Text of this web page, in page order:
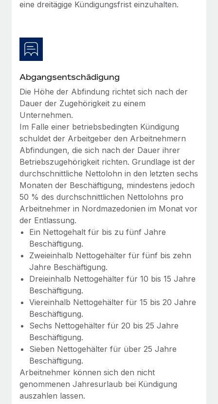
eine dreitägige Kündigungsfrist einzuhalten.
Abgangsentschädigung
Die Höhe der Abfindung richtet sich nach der
Dauer der Zugehörigkeit zu einem
Unternehmen.
Im Falle einer betriebsbedingten Kündigung
schuldet der Arbeitgeber den Arbeitnehmern
Abfindungen, die sich nach der Dauer ihrer
Betriebszugehörigkeit richten. Grundlage ist der
durchschnittliche Nettolohn in den letzten sechs
Monaten der Beschäftigung, mindestens jedoch
50 % des durchschnittlichen Nettolohns pro
Arbeitnehmer in Nordmazedonien im Monat vor
der Entlassung.
Ein Nettogehalt für bis zu fünf Jahre
Beschäftigung.
Zweieinhalb Nettogehälter für fünf bis zehn
Jahre Beschäftigung.
Dreieinhalb Nettogehälter für 10 bis 15 Jahre
Beschäftigung.
Viereinhalb Nettogehälter für 15 bis 20 Jahre
Beschäftigung.
Sechs Nettogehälter für 20 bis 25 Jahre
Beschäftigung.
Sieben Nettogehälter für über 25 Jahre
Beschäftigung.
Arbeitnehmer können sich den nicht
genommenen Jahresurlaub bei Kündigung
auszahlen lassen.